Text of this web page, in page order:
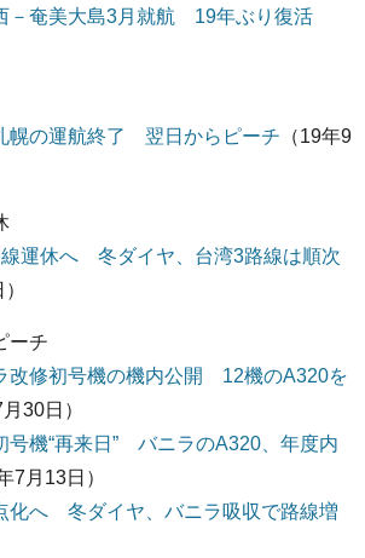
－奄美大島3月就航 19年ぶり復活
幌の運航終了 翌日からピーチ （19年9
線運休へ 冬ダイヤ、台湾3路線は順次
ーチ
改修初号機の機内公開 12機のA320を
30日）
号機“再来日” バニラのA320、年度内
7月13日）
化へ 冬ダイヤ、バニラ吸収で路線増